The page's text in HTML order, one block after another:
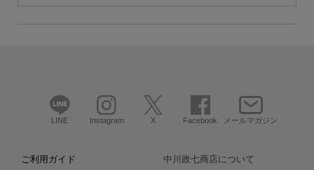
LINE Instagram X Facebook メールマガジン
ご利用ガイド 中川政七商店について